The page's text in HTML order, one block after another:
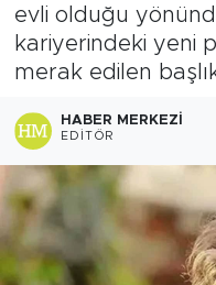
evli olduğu
kariyerindeki yeni
merak edilen
HABER MERKEZI
EDITÖR
Sağlık Turizmi
Sanat
Spor
Teknoloji
Haber Arşivi